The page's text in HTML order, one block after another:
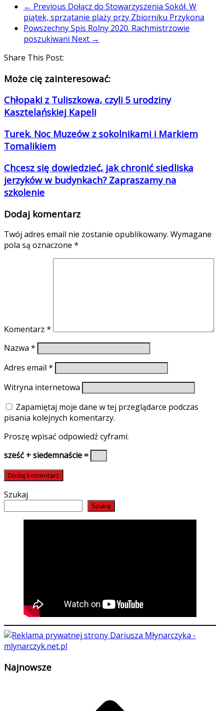
← Previous Dołącz do Stowarzyszenia Sokół. W
piątek, sprzątanie plaży przy Zbiorniku Przykona
Powszechny Spis Rolny 2020. Rachmistrzowie
poszukiwani Next →
Share This Post:
Może cię zainteresować:
Chłopaki z Tuliszkowa, czyli 5 urodziny
Kasztelańskiej Kapeli
Turek. Noc Muzeów z sokolnikami i Markiem
Tomalikiem
Chcesz się dowiedzieć, jak chronić siedliska
jerzyków w budynkach? Zapraszamy na
szkolenie
Dodaj komentarz
Twój adres email nie zostanie opublikowany. Wymagane
pola są oznaczone *
Komentarz *
Nazwa *
Adres email *
Witryna internetowa
Zapamiętaj moje dane w tej przeglądarce podczas
pisania kolejnych komentarzy.
Proszę wpisać odpowiedź cyframi:
sześć + siedemnaście =
Szukaj
Szukaj
Najnowsze